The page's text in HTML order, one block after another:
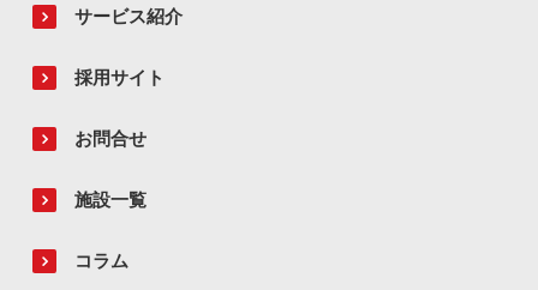
サービス紹介
採用サイト
お問合せ
施設一覧
コラム